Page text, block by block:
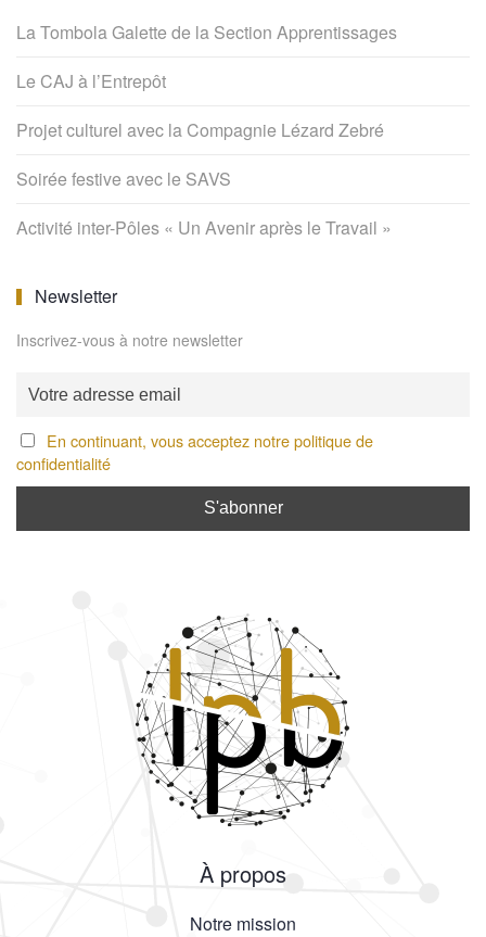
La Tombola Galette de la Section Apprentissages
Le CAJ à l’Entrepôt
Projet culturel avec la Compagnie Lézard Zebré
Soirée festive avec le SAVS
Activité inter-Pôles « Un Avenir après le Travail »
Newsletter
Inscrivez-vous à notre newsletter
En continuant, vous acceptez notre politique de
confidentialité
À propos
Notre mission